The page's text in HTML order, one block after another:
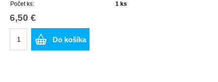
Počet ks: 1 ks
6,50 €
Do košíka